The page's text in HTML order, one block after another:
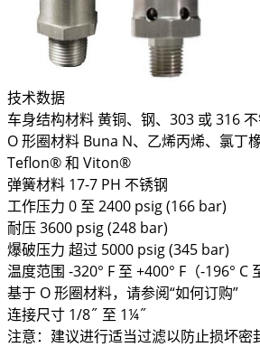
技术数据
车身结构材料 黄铜、钢、303 或 316
O 形圈材料 Buna N、乙烯丙烯、氯丁橡
Teflon® 和 Viton®
弹簧材料 17-7 PH 不锈钢
工作压力 0 至 2400 psig (166 bar)
耐压 3600 psig (248 bar)
爆破压力 超过 5000 psig (345 bar)
温度范围 -320° F 至 +400° F（-196° C
基于 O 形圈材料，请参阅“如何订购”
连接尺寸 1/8˝ 至 1¼˝
注意：建议进行适当过滤以防止损坏密